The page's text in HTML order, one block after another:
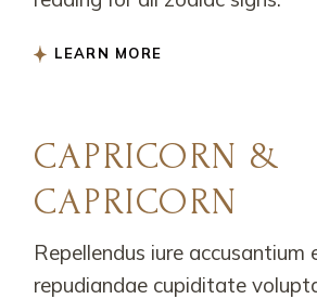
LEARN MORE
CAPRICORN &
CAPRICORN
Repellendus iure accusantium
repudiandae cupiditate